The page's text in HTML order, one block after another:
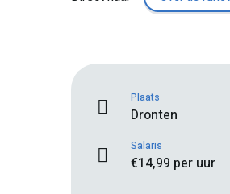
Plaats
Dronten
Salaris
€14,99 per uur